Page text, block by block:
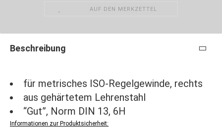
AUF DEN MERKZETTEL
Beschreibung
für metrisches ISO-Regelgewinde, rechts
aus gehärtetem Lehrenstahl
“Gut”, Norm DIN 13, 6H
Informationen zur Produktsicherheit: